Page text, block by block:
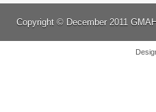
Copyright © December 2011